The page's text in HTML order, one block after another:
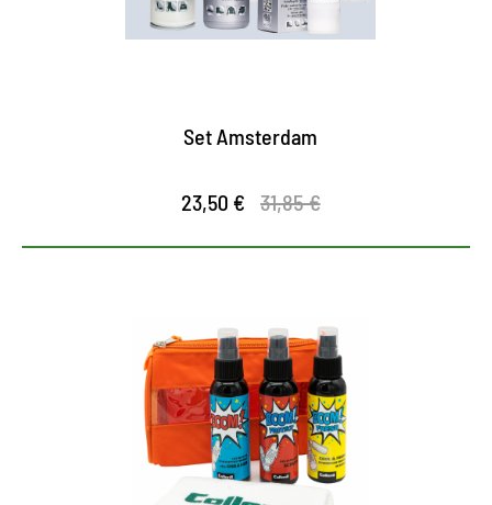
Set Amsterdam
23,50 € 31,85 €
Ultimate Kit – Limited Edition
Reinigung, Frische und Schutz ohne
Kompromisse